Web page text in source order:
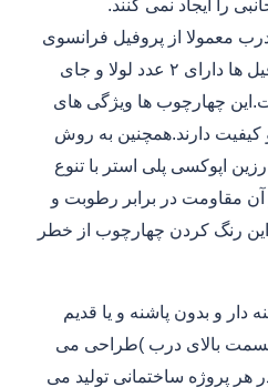
را ایجاد نمی کنند.
معمولا از پروفیل فرانسوی
۲ میل استفاده می شود.این پروفیل ها دارای ۲ عدد لولا و جای
چهارچوب ها ویژگی های
دارند.همچنین به روش
رزین اپوکسی پلی استر با تنوع
آن مقاومت در برابر رطوبت و
رنگ کردن چهارچوب از خطر
و بدون پاشنه و یا قدیم
قسمت بالای درب )طراحی می
هر پروژه ساختمانی تولید می